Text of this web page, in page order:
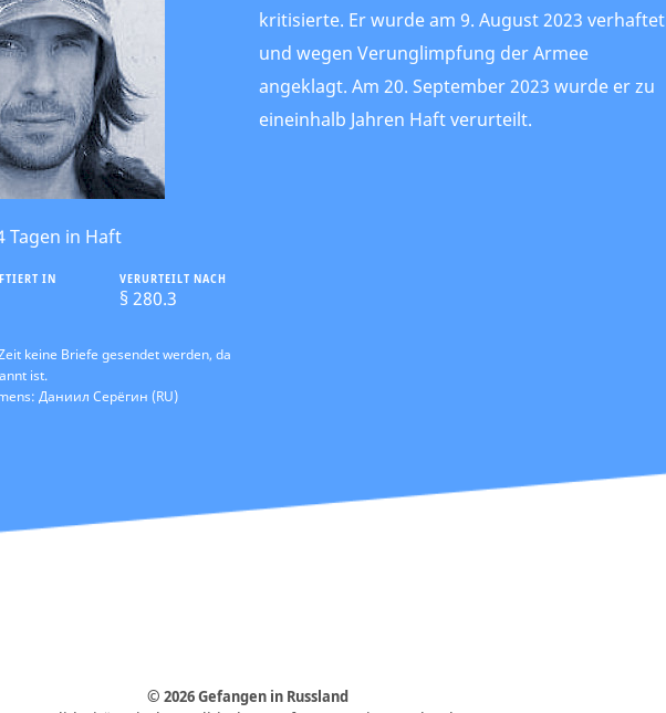
Tagen in Haft
IN VERURTEILT NACH
§ 280.3
keine Briefe gesendet werden, da
ist.
Даниил Серёгин (RU)
kritisierte. Er wurde am 9. August 2023 verhaftet
und wegen Verunglimpfung der Armee
angeklagt. Am 20. September 2023 wurde er zu
eineinhalb Jahren Haft verurteilt.
© 2026 Gefangen in Russland